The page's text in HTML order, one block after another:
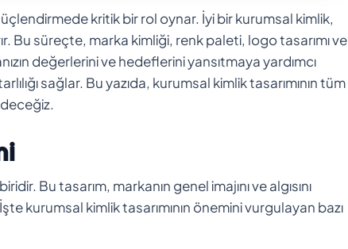
kritik bir rol oynar. İyi bir kurumsal kimlik,
Bu süreçte, marka kimliği, renk paleti, logo tasarımı ve
değerlerini ve hedeflerini yansıtmaya yardımcı
sağlar. Bu yazıda, kurumsal kimlik tasarımının tüm
Bu tasarım, markanın genel imajını ve algısını
kurumsal kimlik tasarımının önemini vurgulayan bazı